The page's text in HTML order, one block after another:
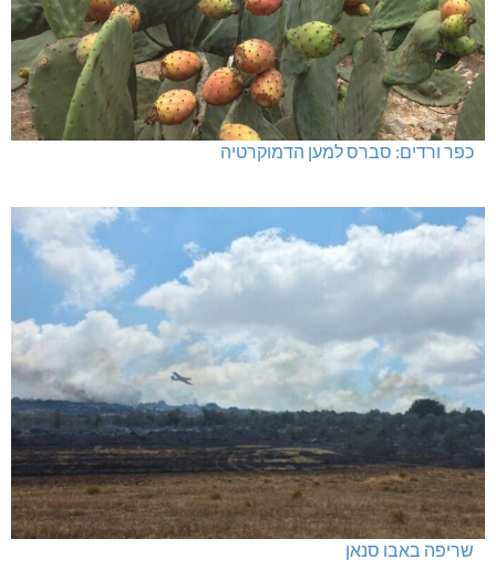
כפר ורדים: סברס למען הדמוקרטיה
שריפה באבו סנאן